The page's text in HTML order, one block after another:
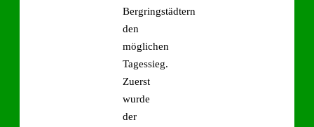
Bergringstädtern
den
möglichen
Tagessieg.
Zuerst
wurde
der